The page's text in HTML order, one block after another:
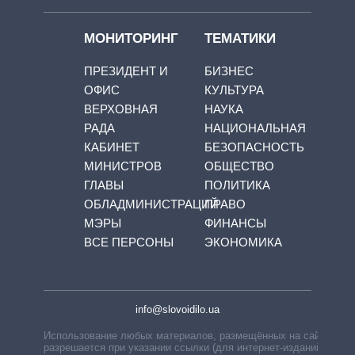
МОНИТОРИНГ
ПРЕЗИДЕНТ И
ОФИС
ВЕРХОВНАЯ
РАДА
КАБИНЕТ
МИНИСТРОВ
ГЛАВЫ
ОБЛАДМИНИСТРАЦИЙ
МЭРЫ
ВСЕ ПЕРСОНЫ
ТЕМАТИКИ
БИЗНЕС
КУЛЬТУРА
НАУКА
НАЦИОНАЛЬНАЯ
БЕЗОПАСНОСТЬ
ОБЩЕСТВО
ПОЛИТИКА
ПРАВО
ФИНАНСЫ
ЭКОНОМИКА
info@slovoidilo.ua
Использование любых материалов, размещённых на сайте,
разрешается при указании ссылки (для интернет-изданий —